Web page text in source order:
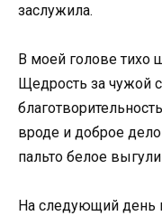
заслужила.
В моей голове тихо
Щедрость за чужой
вроде и доброе
пальто белое
На следующий день